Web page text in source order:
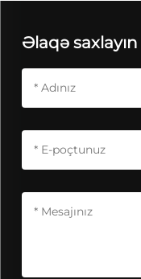
Əlaqə saxlayın